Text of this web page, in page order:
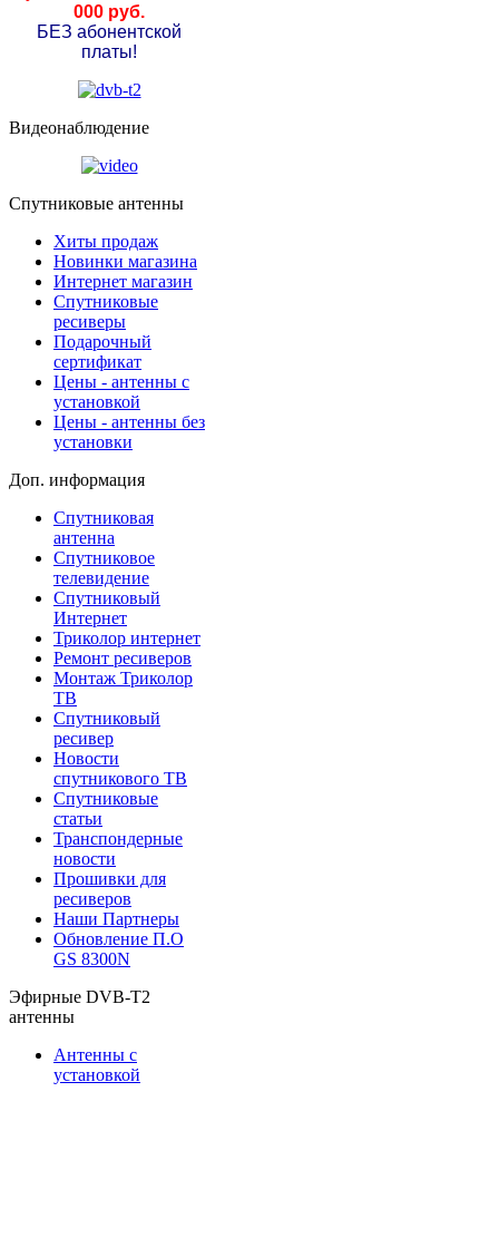
000 руб.
БЕЗ абонентской
платы!
Видеонаблюдение
Спутниковые антенны
Хиты продаж
Новинки магазина
Интернет магазин
Спутниковые
ресиверы
Подарочный
сертификат
Цены - антенны с
установкой
Цены - антенны без
установки
Доп. информация
Спутниковая
антенна
Спутниковое
телевидение
Спутниковый
Интернет
Триколор интернет
Ремонт ресиверов
Монтаж Триколор
ТВ
Спутниковый
ресивер
Новости
спутникового ТВ
Спутниковые
статьи
Транспондерные
новости
Прошивки для
ресиверов
Наши Партнеры
Обновление П.О
GS 8300N
Эфирные DVB-T2
антенны
Антенны с
установкой